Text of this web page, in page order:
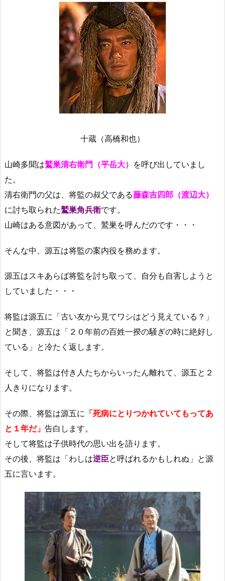
十蔵（高橋和也）
山崎多聞は鷲巣清右衛門（平岳大） を呼び出していまし
た。
清右衛門の父は、将監の叔父である藤森吉四郎（渡辺大）
に討ち取られた鷲巣角兵衛です。
山崎はある意図があって、鷲巣を呼んだのです・・・
そんな中、源五は将監の案内役を務めます。
源五はスキあらば将監を討ち取って、自分も自害しようと
していました・・・
将監は源五に「古い友から見てワシはどう見えている？」
と聞き、源五は「２０年前の百姓一揆の騒ぎの時に絶好し
ている」と冷たく返します。
そして、将監は付き人たちからいったん離れて、源五と２
人きりになります。
その際、将監は源五に 「死病にとりつかれていてもってあ
と１年だ」 告白します。
そして将監は子供時代の思い出を語ります。
その後、将監は「わしは逆臣と呼ばれるかもしれぬ」と源
五に言います。